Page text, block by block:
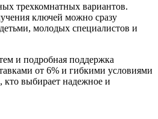
трехкомнатных вариантов.
ключей можно сразу
молодых специалистов и
и подробная поддержка
от 6% и гибкими условиями
кто выбирает надежное и